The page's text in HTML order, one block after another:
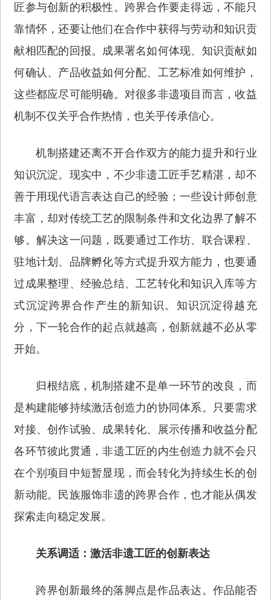
匠参与创新的积极性。跨界合作要走得远，不能只
靠情怀，还要让他们在合作中获得与劳动和知识贡
献相匹配的回报。成果署名如何体现、知识贡献如
何确认、产品收益如何分配、工艺标准如何维护，
这些都应尽可能明确。对很多非遗项目而言，收益
机制不仅关乎合作热情，也关乎传承信心。
机制搭建还离不开合作双方的能力提升和行业
知识沉淀。现实中，不少非遗工匠手艺精湛，却不
善于用现代语言表达自己的经验；一些设计师创意
丰富，却对传统工艺的限制条件和文化边界了解不
够。解决这一问题，既要通过工作坊、联合课程、
驻地计划、品牌孵化等方式提升双方能力，也要通
过成果整理、经验总结、工艺转化和知识入库等方
式沉淀跨界合作产生的新知识。知识沉淀得越充
分，下一轮合作的起点就越高，创新就越不必从零
开始。
归根结底，机制搭建不是单一环节的改良，而
是构建能够持续激活创造力的协同体系。只要需求
对接、创作试验、成果转化、展示传播和收益分配
各环节彼此贯通，非遗工匠的内生创造力就不会只
在个别项目中短暂显现，而会转化为持续生长的创
新动能。民族服饰非遗的跨界合作，也才能从偶发
探索走向稳定发展。
关系调适：激活非遗工匠的创新表达
跨界创新最终的落脚点是作品表达。作品能否